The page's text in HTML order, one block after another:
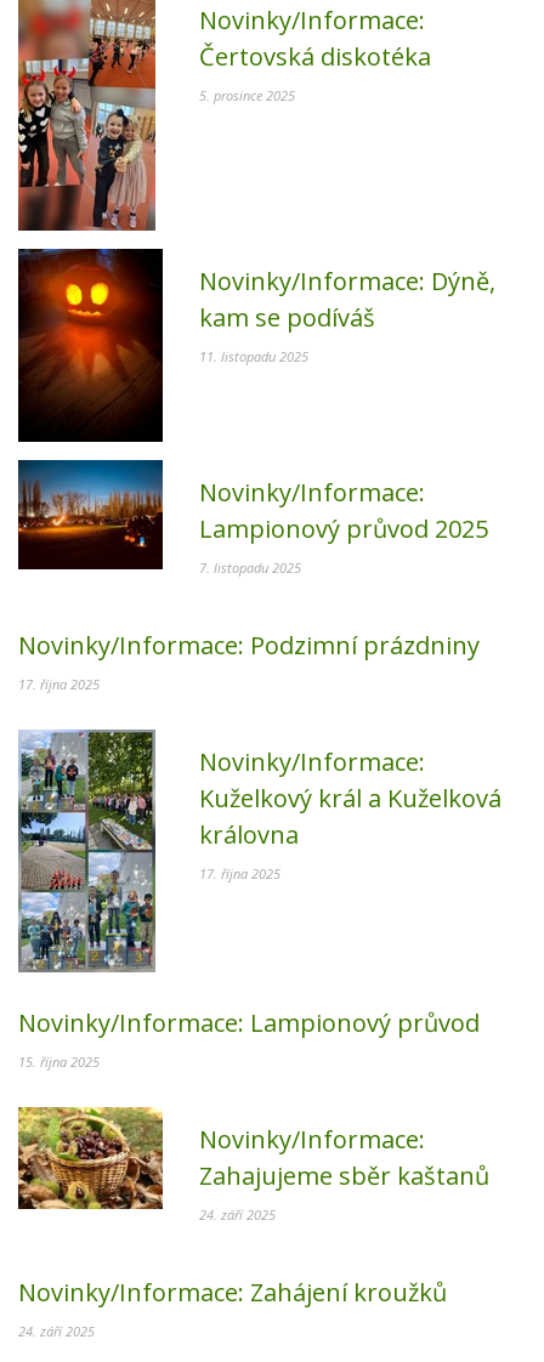
Novinky/Informace:
Čertovská diskotéka
5. prosince 2025
Novinky/Informace: Dýně,
kam se podíváš
11. listopadu 2025
Novinky/Informace:
Lampionový průvod 2025
7. listopadu 2025
Novinky/Informace: Podzimní prázdniny
17. října 2025
Novinky/Informace:
Kuželkový král a Kuželková
královna
17. října 2025
Novinky/Informace: Lampionový průvod
15. října 2025
Novinky/Informace:
Zahajujeme sběr kaštanů
24. září 2025
Novinky/Informace: Zahájení kroužků
24. září 2025